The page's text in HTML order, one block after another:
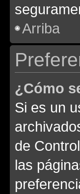
Arriba
¿Cómo
Si es un
de
las